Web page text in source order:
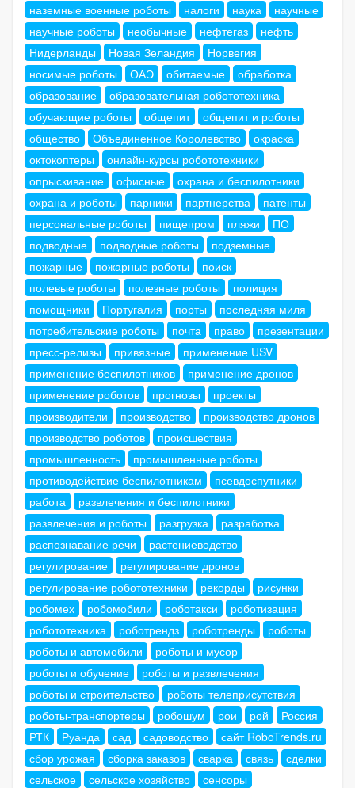
наземные военные роботы
налоги наука
научные
научные роботы
необычные нефтегаз
нефть
Нидерланды
Новая Зеландия
Норвегия
носимые роботы
ОАЭ обитаемые
обработка
образование
образовательная робототехника
обучающие роботы
общепит
общепит и роботы
общество
Объединенное Королевство
окраска
октокоптеры
онлайн-курсы робототехники
опрыскивание
офисные
охрана и беспилотники
охрана и роботы
парники партнерства
патенты
персональные роботы
пищепром пляжи
ПО
подводные
подводные роботы
подземные
пожарные
пожарные роботы
поиск
полевые роботы
полезные роботы
полиция
помощники
Португалия порты
последняя миля
потребительские роботы
почта право
презентации
пресс-релизы
привязные
применение USV
применение беспилотников
применение дронов
применение роботов
прогнозы
проекты
производители
производство
производство дронов
производство роботов
происшествия
промышленность
промышленные роботы
противодействие беспилотникам
псевдоспутники
работа
развлечения и беспилотники
развлечения и роботы
разгрузка
разработка
распознавание речи
растениеводство
регулирование
регулирование дронов
регулирование робототехники
рекорды
рисунки
робомех
робомобили роботакси
роботизация
робототехника
роботрендз роботренды
роботы
роботы и автомобили
роботы и мусор
роботы и обучение
роботы и развлечения
роботы и строительство
роботы телеприсутствия
роботы-транспортеры
робошум рои рой
Россия
РТК
Руанда сад садоводство
сайт RoboTrends.ru
сбор урожая
сборка заказов сварка связь
сделки
сельское
сельское хозяйство
сенсоры